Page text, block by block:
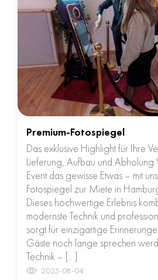
Premium-Fotospiegel
Das exklusive Highlight für Ihre
Lieferung, Aufbau und Abholung
Event das gewisse Etwas – mit
Fotospiegel zur Miete in
Dieses hochwertige Erlebnis
modernste Technik und
sorgt für einzigartige
Gäste noch lange sprechen
Technik – […]
2025-08-04